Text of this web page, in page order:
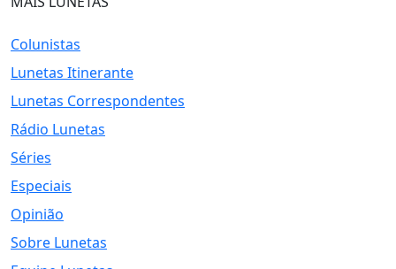
Colunistas
Lunetas Itinerante
Lunetas Correspondentes
Rádio Lunetas
Séries
Especiais
Opinião
Sobre Lunetas